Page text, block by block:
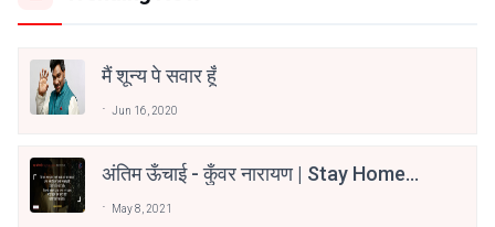
मैं शून्य पे सवार हूँ
Jun 16, 2020
अंतिम ऊँचाई - कुँवर नारायण | Stay Home
May 8, 2021